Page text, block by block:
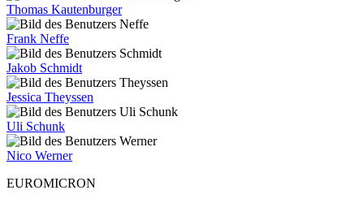
Thomas Kautenburger
Frank Neffe
Jakob Schmidt
Jessica Theyssen
Uli Schunk
Nico Werner
EUROMICRON